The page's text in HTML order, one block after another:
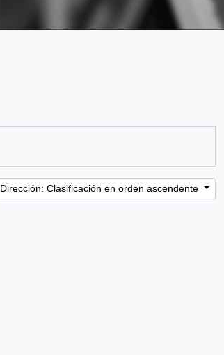
Dirección: Clasificación en orden ascendente